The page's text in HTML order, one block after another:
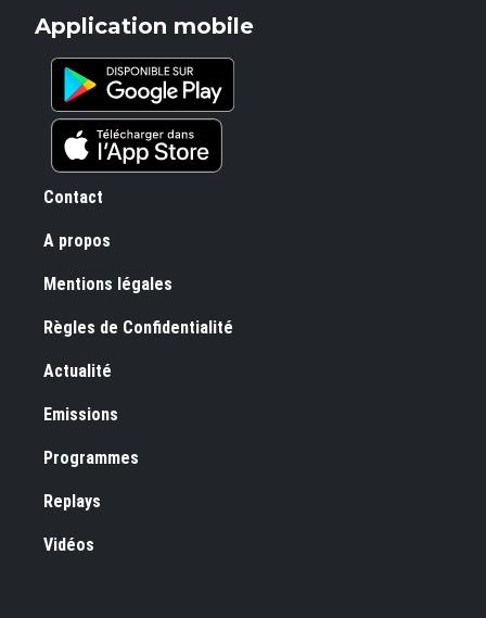
Application mobile
Pied de page
Contact
A propos
Mentions légales
Règles de Confidentialité
Footer 2
Actualité
Emissions
Programmes
Replays
Vidéos